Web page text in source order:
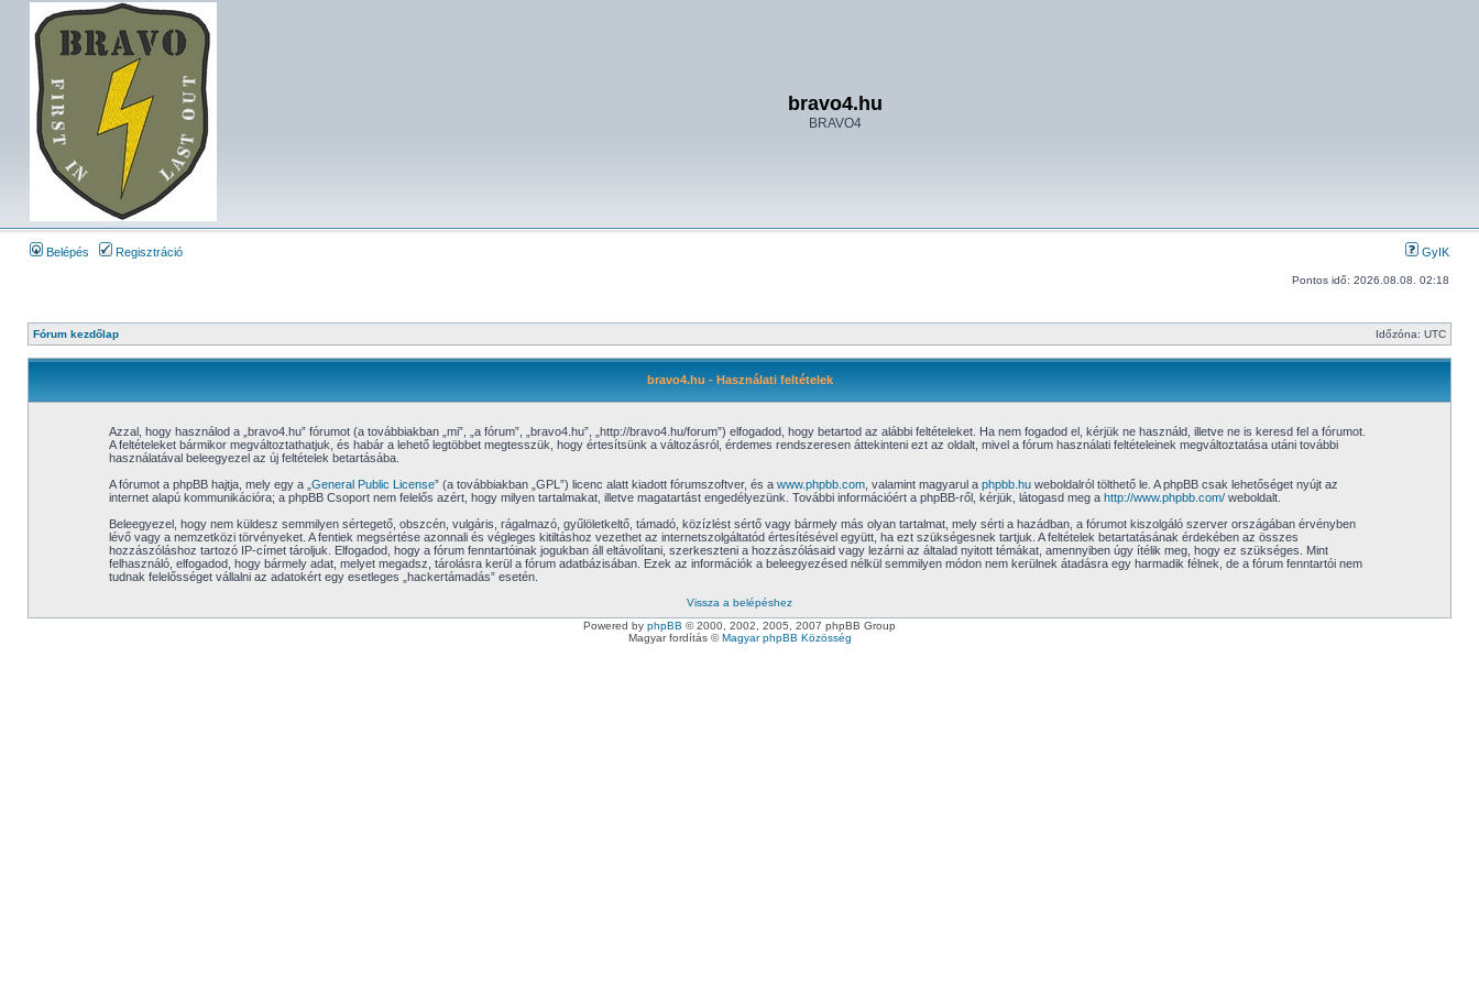
bravo4.hu
BRAVO4
Belépés Regisztráció GyIK
Pontos idő: 2026.08.08. 02:18
Fórum kezdőlap Időzóna: UTC
bravo4.hu - Használati feltételek
Azzal, hogy használod a „bravo4.hu” fórumot (a továbbiakban „mi”, „a fórum”, „bravo4.hu”, „http://bravo4.hu/forum”) elfogadod, hogy betartod az alábbi feltételeket. Ha nem fogadod el, kérjük ne használd, illetve ne is keresd fel a fórumot.
A feltételeket bármikor megváltoztathatjuk, és habár a lehető legtöbbet megtesszük, hogy értesítsünk a változásról, érdemes rendszeresen áttekinteni ezt az oldalt, mivel a fórum használati feltételeinek megváltoztatása utáni további
használatával beleegyezel az új feltételek betartásába.
A fórumot a phpBB hajtja, mely egy a „ General Public License” (a továbbiakban „GPL”) licenc alatt kiadott fórumszoftver, és a www.phpbb.com, valamint magyarul a phpbb.huweboldalról tölthető le. A phpBB csak lehetőséget nyújt az
internet alapú kommunikációra; a phpBB Csoport nem felelős azért, hogy milyen tartalmakat, illetve magatartást engedélyezünk. További információért a phpBB-ről, kérjük, látogasd meg a http://www.phpbb.com/weboldalt.
Beleegyezel, hogy nem küldesz semmilyen sértegető, obszcén, vulgáris, rágalmazó, gyűlöletkeltő, támadó, közízlést sértő vagy bármely más olyan tartalmat, mely sérti a hazádban, a fórumot kiszolgáló szerver országában érvényben
lévő vagy a nemzetközi törvényeket. A fentiek megsértése azonnali és végleges kitiltáshoz vezethet az internetszolgáltatód értesítésével együtt, ha ezt szükségesnek tartjuk. A feltételek betartatásának érdekében az összes
hozzászóláshoz tartozó IP-címet tároljuk. Elfogadod, hogy a fórum fenntartóinak jogukban áll eltávolítani, szerkeszteni a hozzászólásaid vagy lezárni az általad nyitott témákat, amennyiben úgy ítélik meg, hogy ez szükséges. Mint
felhasználó, elfogadod, hogy bármely adat, melyet megadsz, tárolásra kerül a fórum adatbázisában. Ezek az információk a beleegyezésed nélkül semmilyen módon nem kerülnek átadásra egy harmadik félnek, de a fórum fenntartói nem
tudnak felelősséget vállalni az adatokért egy esetleges „hackertámadás” esetén.
Vissza a belépéshez
Powered by phpBB © 2000, 2002, 2005, 2007 phpBB Group
Magyar fordítás ©Magyar phpBB Közösség